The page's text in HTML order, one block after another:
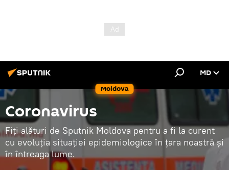
Moldova
MD
Coronavirus
Fiți alături de Sputnik Moldova pentru a fi la curent
cu evoluția situației epidemiologice în țara noastră și
în întreaga lume.